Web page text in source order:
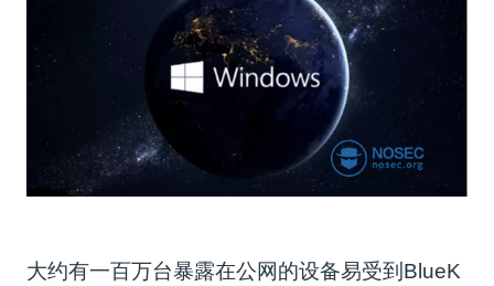
大约有一百万台暴露在公网的设备易受到BlueK